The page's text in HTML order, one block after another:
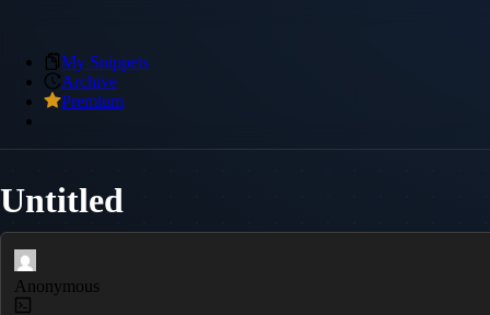
My Snippets
Archive
Premium
Untitled
Anonymous